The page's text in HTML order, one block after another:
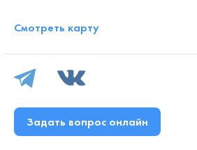
Смотреть карту
Задать вопрос онлайн